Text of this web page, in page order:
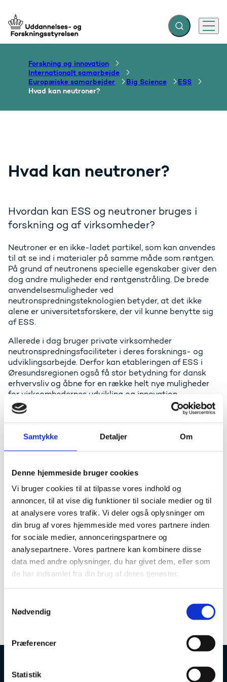
Samtykke Detaljer Om
Denne hjemmeside bruger cookies
Vi bruger cookies til at tilpasse vores indhold og
annoncer, til at vise dig funktioner til sociale medier og til
at analysere vores trafik. Vi deler også oplysninger om
din brug af vores hjemmeside med vores partnere inden
for sociale medier, annonceringspartnere og
analysepartnere. Vores partnere kan kombinere disse
data med andre oplysninger, du har givet dem, eller som
de har indsamlet fra din brug af deres tjenester.
Nødvendig
Præferencer
Statistik
Gå til forsiden Fold søgefelt ud
Menu
Forskning og innovation
Internationalt samarbejde
Europæiske samarbejder
Big Science
ESS
Hvad kan neutroner?
Hvad kan neutroner?
Hvordan kan ESS og neutroner bruges i
forskning og af virksomheder?
Neutroner er en ikke-ladet partikel, som kan anvendes
til at se ind i materialer på samme måde som røntgen.
På grund af neutronens specielle egenskaber giver den
dog andre muligheder end røntgenstråling. De brede
anvendelsesmuligheder ved
neutronspredningsteknologien betyder, at det ikke
alene er universitetsforskere, der vil kunne benytte sig
af ESS.
Allerede i dag bruger private virksomheder
neutronspredningsfaciliteter i deres forsknings- og
udviklingsarbejde. Derfor kan etableringen af ESS i
Øresundsregionen også få stor betydning for dansk
erhvervsliv og åbne for en række helt nye muligheder
for virksomhedernes udvikling og innovation.
Den erhvervsmæssige interessefor
neutronspredningsteknologi har blandt andet været
stor hos en række af verdens fly- og bilproducenter. De
ligeledes en række avancered elektronik- og
energivirksomheder, som bruger neutronfaciliteter i
deres udviklingsarbejde.
På samme måde er der et større antal udviklingstunge
virksomheder på det farmaceutiske og
biovidenskabelige områder, som anvender
neutronteknologi. Disse virksomheder udnytter
neutronfaciliteternes mulighed for at undersøge
såkaldte ”bløde materialer” i form af celler og
makromolekyler. Blandt andet har flere
bioteknologiske og medicinalvirksomheder brugt
teknologien til at undersøge proteiners strukturelle
egenskaber og deres interaktion med cellernes øvrige
Uddannelses- og Forskningsstyrelsen